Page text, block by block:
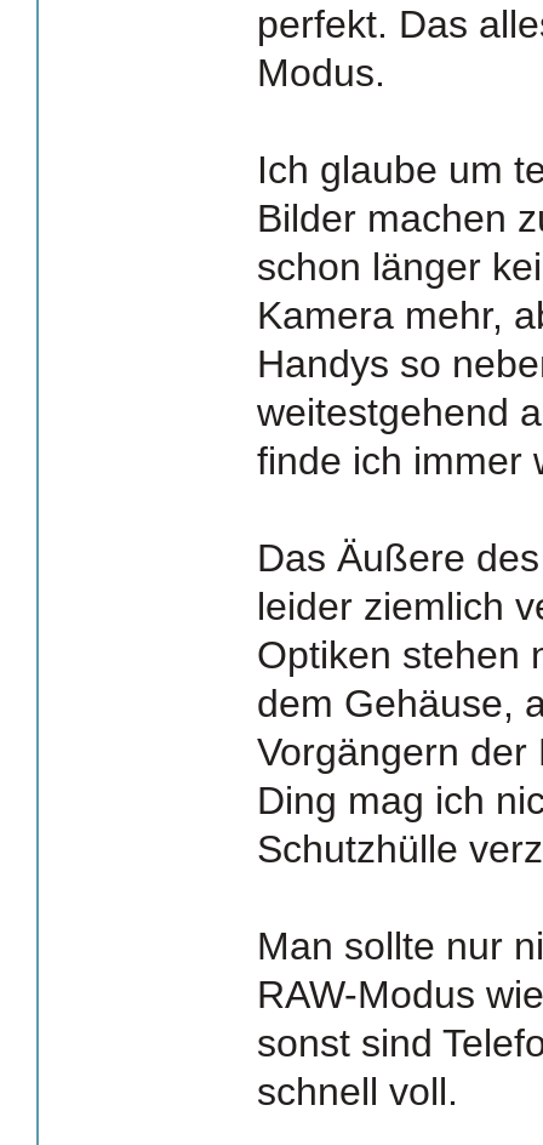
perfekt. Das
Modus.
Ich glaube um
Bilder machen
schon länger
Kamera mehr,
Handys so
weitestgehend
finde ich immer
Das Äußere
leider ziemlich
Optiken stehen
dem Gehäuse,
Vorgängern der
Ding mag ich
Schutzhülle
Man sollte nur
RAW-Modus
sonst sind
schnell voll.